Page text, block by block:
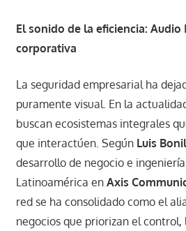
El sonido de la eficiencia: Audio
corporativa
La seguridad empresarial ha
puramente visual. En la
buscan ecosistemas integrales
que interactúen. Según Luis
desarrollo de negocio e
Latinoamérica en Axis
red se ha consolidado como el
negocios que priorizan el